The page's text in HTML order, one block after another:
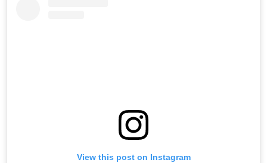
View this post on Instagram